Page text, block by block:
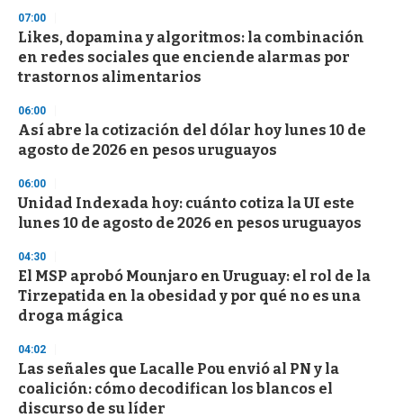
d
s
07:00
Likes, dopamina y algoritmos: la combinación
en redes sociales que enciende alarmas por
trastornos alimentarios
06:00
Así abre la cotización del dólar hoy lunes 10 de
agosto de 2026 en pesos uruguayos
06:00
Unidad Indexada hoy: cuánto cotiza la UI este
lunes 10 de agosto de 2026 en pesos uruguayos
04:30
El MSP aprobó Mounjaro en Uruguay: el rol de la
Tirzepatida en la obesidad y por qué no es una
droga mágica
04:02
Las señales que Lacalle Pou envió al PN y la
coalición: cómo decodifican los blancos el
discurso de su líder